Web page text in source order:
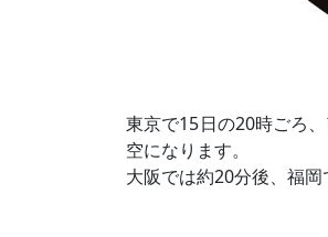
東京で15日の20時ごろ
空になります。
大阪では約20分後、福岡